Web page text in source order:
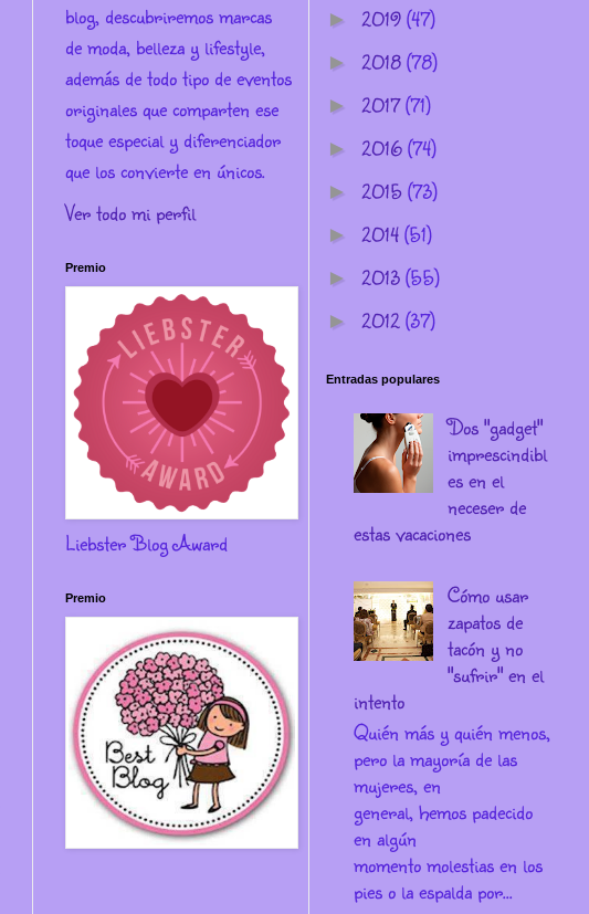
blog, descubriremos marcas
de moda, belleza y lifestyle,
además de todo tipo de eventos
originales que comparten ese
toque especial y diferenciador
que los convierte en únicos.
Ver todo mi perfil
Premio
Liebster Blog Award
Premio
► 2019(47)
► 2018(78)
► 2017(71)
► 2016(74)
► 2015(73)
► 2014(51)
► 2013(55)
► 2012(37)
Entradas populares
Dos "gadget"
imprescindibl
es en el
neceser de
estas vacaciones
Cómo usar
zapatos de
tacón y no
"sufrir" en el
intento
Quién más y quién menos,
pero la mayoría de las
mujeres, en
general, hemos padecido
en algún
momento molestias en los
pies o la espalda por...